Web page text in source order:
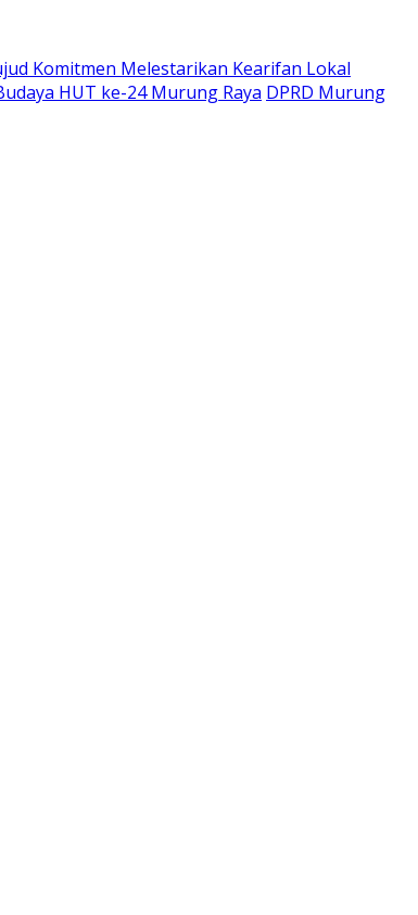
Komitmen Melestarikan Kearifan Lokal
HUT ke-24 Murung Raya DPRD Murung